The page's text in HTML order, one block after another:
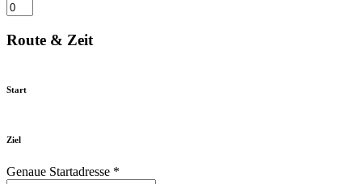
Route & Zeit
Start
Ziel
Genaue Startadresse *